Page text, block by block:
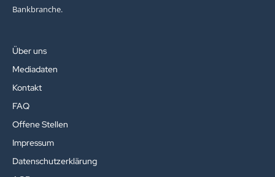
Bankbranche.
Über uns
Mediadaten
Kontakt
FAQ
Offene Stellen
Impressum
Datenschutzerklärung